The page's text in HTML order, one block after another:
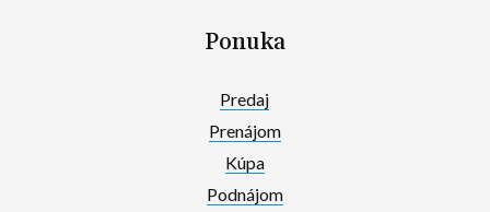
Ponuka
Predaj
Prenájom
Kúpa
Podnájom